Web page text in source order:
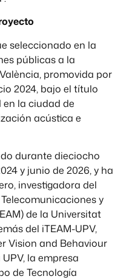
seleccionado en la
públicas a la
promovida por
2024, bajo el título
en la ciudad de
acústica e
durante dieciocho
y junio de 2026, y ha
investigadora del
y
de la Universitat
del iTEAM-UPV,
Vision and Behaviour
la empresa
de Tecnología